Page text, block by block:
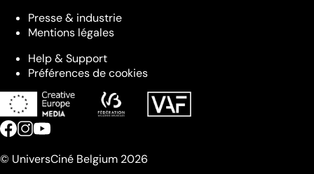
Presse & industrie
Mentions légales
Help & Support
Préférences de cookies
© UniversCiné Belgium 2026